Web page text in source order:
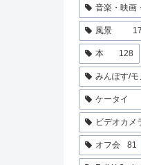
音楽・映画
風景
本 128
みんぽす/
ケータイ
ビデオカメ
オフ会 81